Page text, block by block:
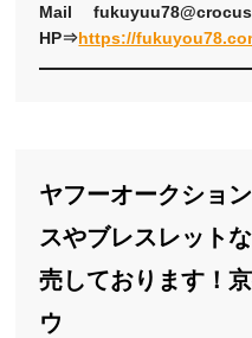
Mail
HP⇒https://
ヤフーオークショ
スやブレスレット
売しております！
ウ